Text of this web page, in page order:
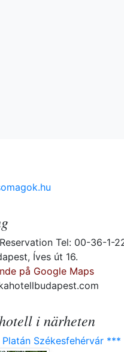
Tel: 00-36-1-
Íves út 16.
på Google Maps
i närheten
Székesfehérvár ***